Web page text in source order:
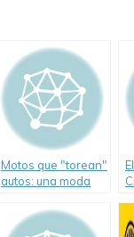
Motos que "torean"
autos: una moda
del Estero